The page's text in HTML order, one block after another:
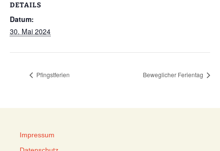
DETAILS
Datum:
30. Mai 2024
Pfingstferien Beweglicher Ferientag
Impressum